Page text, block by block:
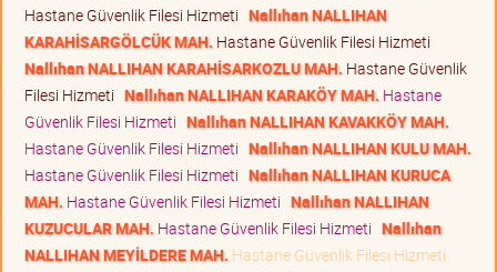
Hastane Güvenlik Filesi Hizmeti Nallıhan NALLIHAN
KARAHİSARGÖLCÜK MAH. Hastane Güvenlik Filesi Hizmeti
Nallıhan NALLIHAN KARAHİSARKOZLU MAH. Hastane Güvenlik
Filesi Hizmeti Nallıhan NALLIHAN KARAKÖY MAH. Hastane
Güvenlik Filesi Hizmeti Nallıhan NALLIHAN KAVAKKÖY MAH.
Hastane Güvenlik Filesi Hizmeti Nallıhan NALLIHAN KULU MAH.
Hastane Güvenlik Filesi Hizmeti Nallıhan NALLIHAN KURUCA
MAH. Hastane Güvenlik Filesi Hizmeti Nallıhan NALLIHAN
KUZUCULAR MAH. Hastane Güvenlik Filesi Hizmeti Nallıhan
NALLIHAN MEYİLDERE MAH. Hastane Güvenlik Filesi Hizmeti